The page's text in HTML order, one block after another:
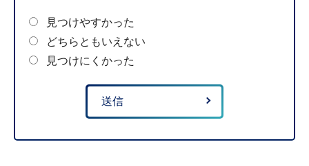
見つけやすかった
どちらともいえない
見つけにくかった